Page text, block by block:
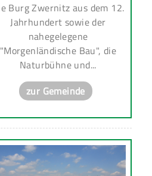
Burg Zwernitz aus dem 12.
Jahrhundert sowie der
nahegelegene
"Morgenländische Bau", die
Naturbühne und...
zur Gemeinde